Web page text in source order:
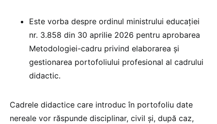
Este vorba despre ordinul ministrului educației
nr. 3.858 din 30 aprilie 2026 pentru aprobarea
Metodologiei-cadru privind elaborarea și
gestionarea portofoliului profesional al cadrului
didactic.
Cadrele didactice care introduc în portofoliu date
nereale vor răspunde disciplinar, civil și, după caz,